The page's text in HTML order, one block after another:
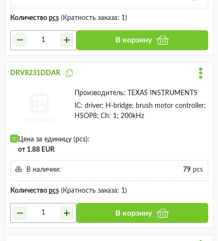
Количество pcs(Кратность заказа: 1)
В корзину
DRV8231DDAR
Производитель:
TEXAS INSTRUMENTS
IC: driver; H-bridge; brush motor controller;
HSOP8; Ch: 1; 200kHz
Цена за единицу (pcs):
от 1.88 EUR
В наличии: 79pcs
Количество pcs(Кратность заказа: 1)
В корзину